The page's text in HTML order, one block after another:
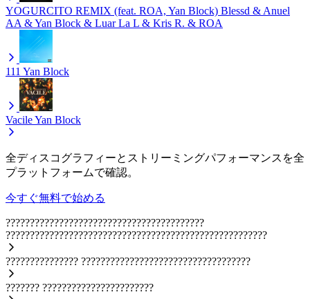
YOGURCITO REMIX (feat. ROA, Yan Block) Blessd & Anuel
AA & Yan Block & Luar La L & Kris R. & ROA
111 Yan Block
VacileYan Block
全ディスコグラフィーとストリーミングパフォーマンスを全
プラットフォームで確認。
今すぐ無料で始める
?????????????????????????????????????????
??????????????????????????????????????????????????????
??????????????? ???????????????????????????????????
??????? ???????????????????????